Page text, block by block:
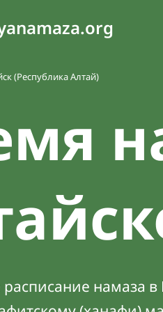
(Республика Алтай)
намаза